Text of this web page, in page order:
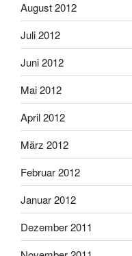
August 2012
Juli 2012
Juni 2012
Mai 2012
April 2012
März 2012
Februar 2012
Januar 2012
Dezember 2011